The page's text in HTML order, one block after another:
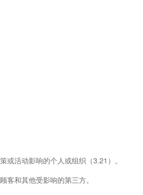
活动影响的个人或组织（3.21）。
和其他受影响的第三方。